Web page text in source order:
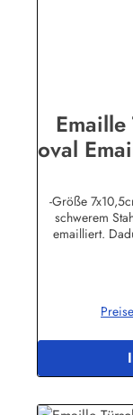
oval
-Größe
schwerem
emailliert.
enthalten sind,
die
auch nach